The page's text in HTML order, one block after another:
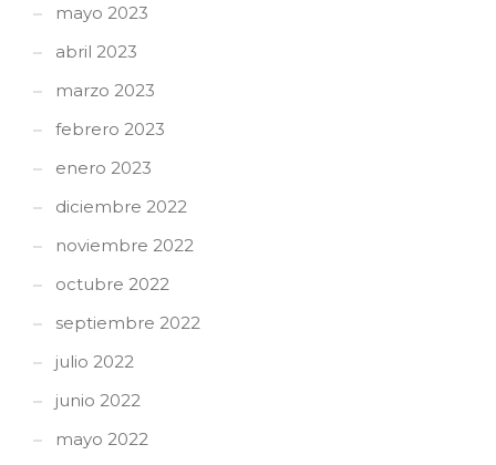
mayo 2023
abril 2023
marzo 2023
febrero 2023
enero 2023
diciembre 2022
noviembre 2022
octubre 2022
septiembre 2022
julio 2022
junio 2022
mayo 2022